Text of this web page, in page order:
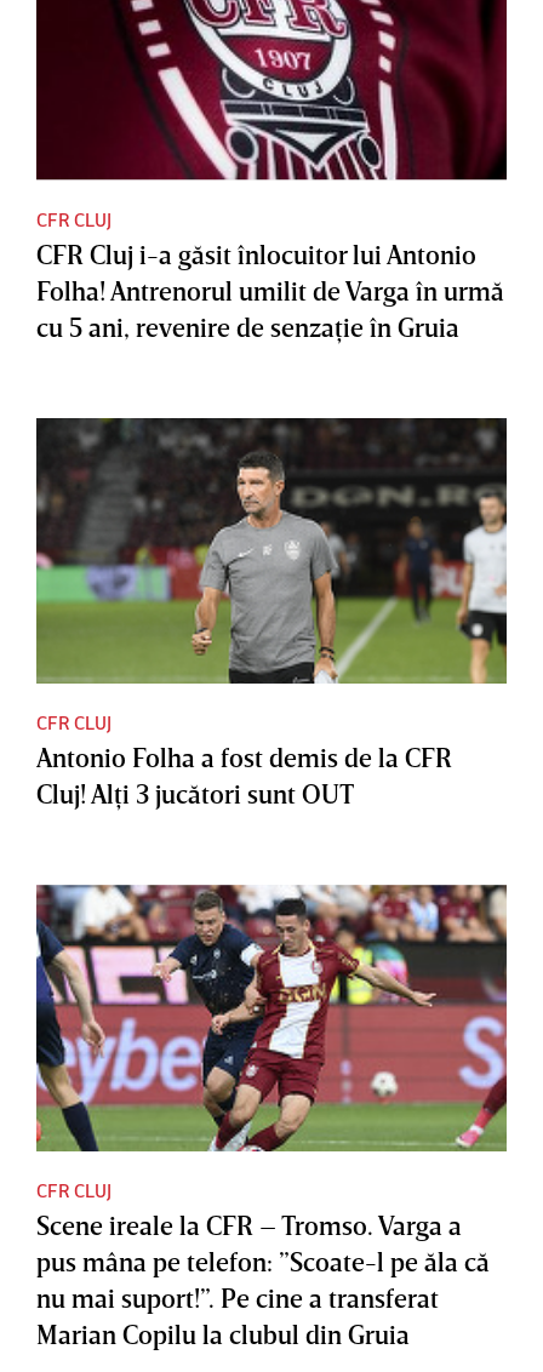
CFR CLUJ
CFR Cluj i-a găsit înlocuitor lui Antonio
Folha! Antrenorul umilit de Varga în urmă
cu 5 ani, revenire de senzaţie în Gruia
CFR CLUJ
Antonio Folha a fost demis de la CFR
Cluj! Alţi 3 jucători sunt OUT
CFR CLUJ
Scene ireale la CFR – Tromso. Varga a
pus mâna pe telefon: ”Scoate-l pe ăla că
nu mai suport!”. Pe cine a transferat
Marian Copilu la clubul din Gruia